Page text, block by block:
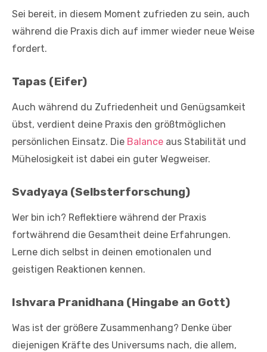
Sei bereit, in diesem Moment zufrieden zu sein, auch
während die Praxis dich auf immer wieder neue Weise
fordert.
Tapas (Eifer)
Auch während du Zufriedenheit und Genügsamkeit
übst, verdient deine Praxis den größtmöglichen
persönlichen Einsatz. Die Balance aus Stabilität und
Mühelosigkeit ist dabei ein guter Wegweiser.
Svadyaya (Selbsterforschung)
Wer bin ich? Reflektiere während der Praxis
fortwährend die Gesamtheit deine Erfahrungen.
Lerne dich selbst in deinen emotionalen und
geistigen Reaktionen kennen.
Ishvara Pranidhana (Hingabe an Gott)
Was ist der größere Zusammenhang? Denke über
diejenigen Kräfte des Universums nach, die allem,